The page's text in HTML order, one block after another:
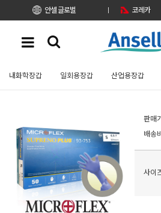
안셀 글로벌 코레카
내화학장갑 일회용장갑 산업용장갑
판매
배송
사이